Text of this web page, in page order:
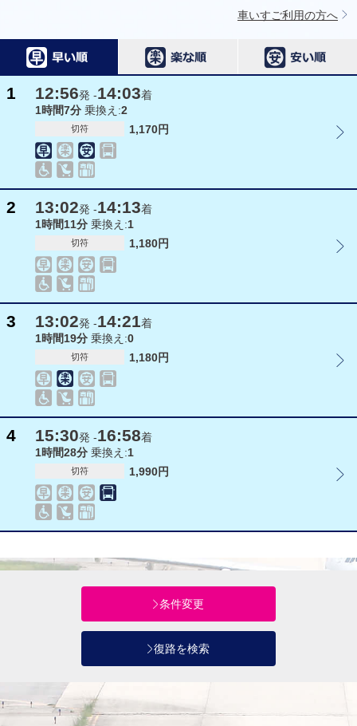
車いすご利用の方へ
1 12:56発 -14:03着
1時間7分 乗換え:2
切符 1,170円
2 13:02発 -14:13着
1時間11分 乗換え:1
切符 1,180円
3 13:02発 -14:21着
1時間19分 乗換え:0
切符 1,180円
4 15:30発 -16:58着
1時間28分 乗換え:1
切符 1,990円
条件変更
復路を検索